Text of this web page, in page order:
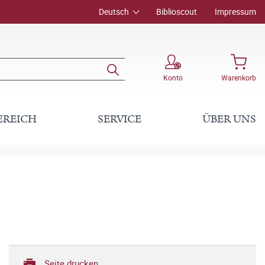
Deutsch Biblioscout Impressum
Konto Warenkorb
SERVICE ÜBER UNS